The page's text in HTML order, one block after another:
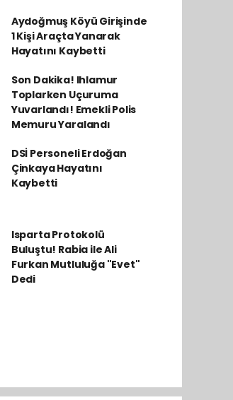
Aydoğmuş Köyü Girişinde
1 Kişi Araçta Yanarak
Hayatını Kaybetti
Son Dakika! Ihlamur
Toplarken Uçuruma
Yuvarlandı! Emekli Polis
Memuru Yaralandı
DSİ Personeli Erdoğan
Çinkaya Hayatını
Kaybetti
Isparta Protokolü
Buluştu! Rabia ile Ali
Furkan Mutluluğa "Evet"
Dedi